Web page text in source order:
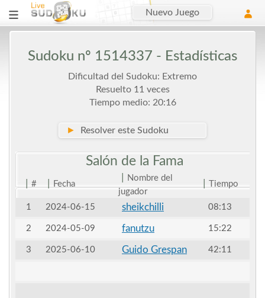
Nuevo Juego
Sudoku nº 1514337 - Estadísticas
Dificultad del Sudoku: Extremo
Resuelto 11 veces
Tiempo medio: 20:16
► Resolver este Sudoku
Salón de la Fama
# Fecha
Nombre del
jugador
Tiempo
1 2024-06-15 sheikchilli 08:13
2 2024-05-09 fanutzu 15:22
3 2025-06-10 Guido Grespan 42:11